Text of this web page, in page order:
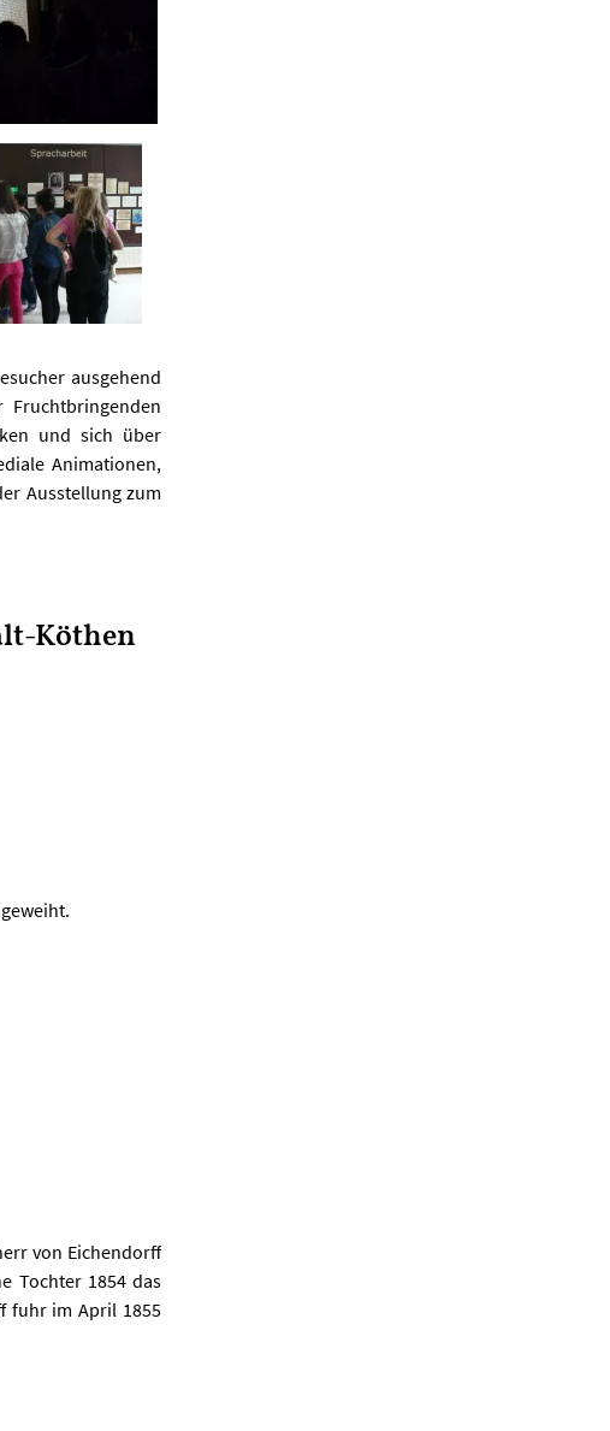
ausgehend
Fruchtbringenden
und sich über
Animationen,
Ausstellung zum
Köthen
von Eichendorff
Tochter 1854 das
fuhr im April 1855